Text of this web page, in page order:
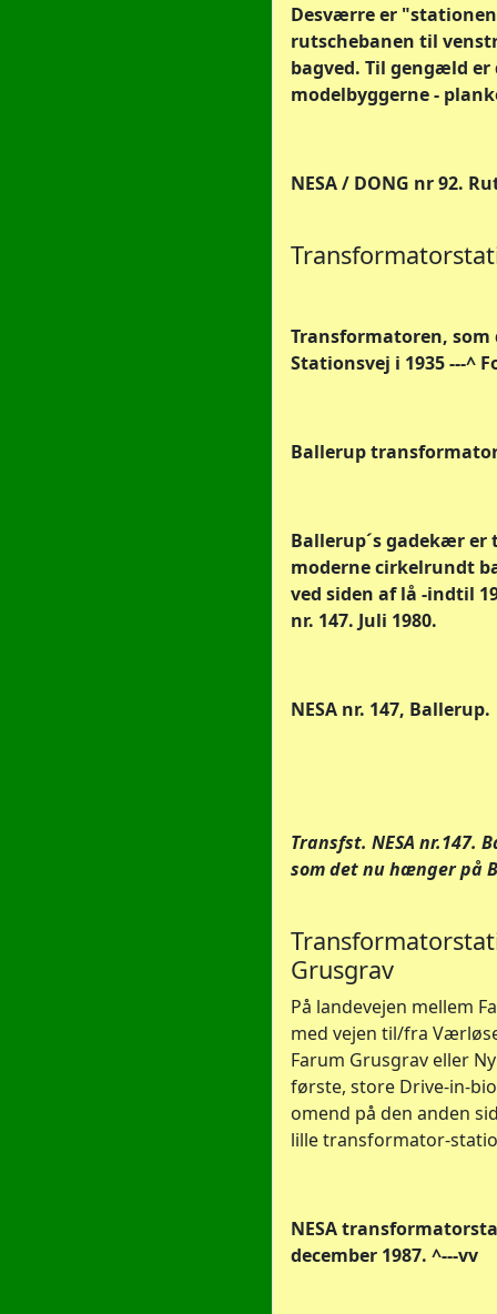
Desværre er
rutschebanen til
bagved. Til gengæld
modelbyggerne -
NESA / DONG nr 92.
Transformatoren, som
Stationsvej i 1935 ---^
Ballerup
Ballerup´s gadekær
moderne cirkelrundt
ved siden af lå -indtil
nr. 147. Juli 1980.
NESA nr. 147, Ballerup.
Transfst. NESA nr.147.
som det nu hænger på
Grusgrav
På landevejen mellem
med vejen til/fra
Farum Grusgrav eller
første, store Drive-in-
omend på den anden
lille transformator-
NESA
december 1987. ^---vv